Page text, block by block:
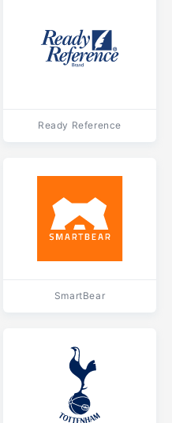
Ready Reference
SmartBear